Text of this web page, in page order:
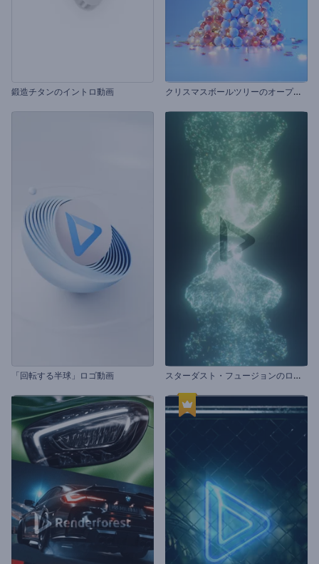
鍛造チタンのイントロ動画 ク
リスマスボールツリーのオープニング動画
「回転する半球」ロゴ動画 ス
ターダスト・フュージョンのロゴ動画